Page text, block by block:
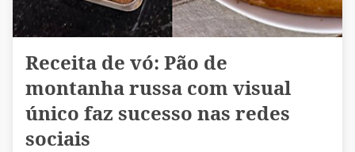
Receita de vó: Pão de
montanha russa com visual
único faz sucesso nas redes
sociais